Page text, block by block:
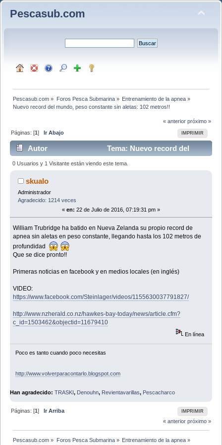
Pescasub.com
Pescasub.com » Foros Pesca Submarina» Entrenamiento de la apnea»
Nuevo record del mundo, peso constante sin aletas: 102 metros!!
« anterior próximo »
IMPRIMIR
Páginas: [1]Ir Abajo
Autor
Tema: Nuevo record del
mundo, peso constante sin aletas: 102 metros!! (Leído
11514 veces)
0 Usuarios y 1 Visitante están viendo este tema.
skualo
Administrador
Agradecido: 1214 veces
« en: 22 de Julio de 2016, 07:19:31 pm »
William Trubridge ha batido en Nueva Zelanda su propio record de
apnea sin aletas en peso constante, llegando hasta los 102 metros de
profundidad
Que se dice pronto!!
Primeras noticias en facebook y en medios locales (en inglés)
VIDEO:
https://www.facebook.com/Steinlager/videos/1155630037791827/
http://www.nzherald.co.nz/hawkes-bay-today/news/article.cfm?
c_id=1503462&objectid=11679410
En línea
Poco es tanto cuando poco necesitas
http://www.volverparacontarlo.blogspot.com
Han agradecido: TRASKI, Denouhn, Revientavarillas, Pescacharco
IMPRIMIR
Páginas: [1]Ir Arriba
« anterior próximo »
Pescasub.com » Foros Pesca Submarina» Entrenamiento de la apnea»